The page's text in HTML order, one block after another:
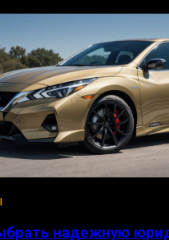
надежную